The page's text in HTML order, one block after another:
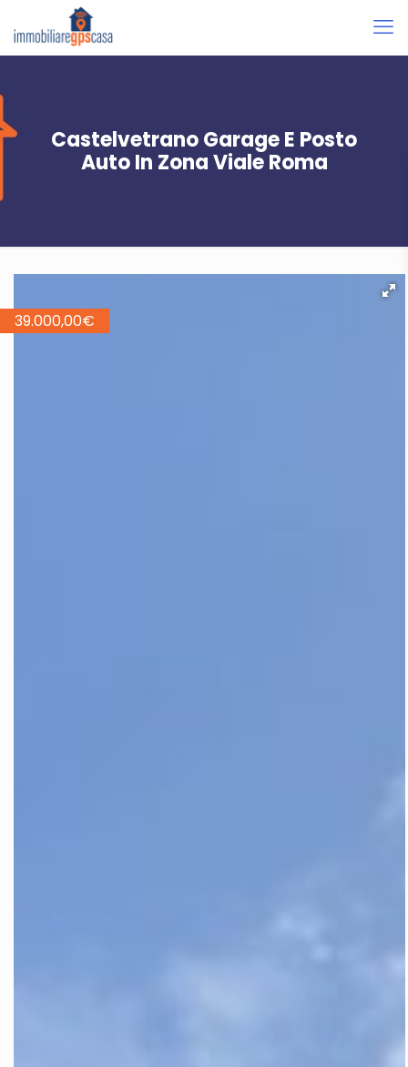
Castelvetrano Garage E Posto
Auto In Zona Viale Roma
39.000,00€